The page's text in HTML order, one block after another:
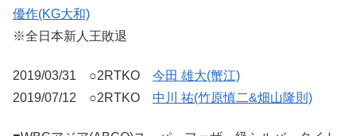
優作(KG大和)
※全日本新人王敗退
2019/03/31 ○2RTKO 今田 雄大(蟹江)
2019/07/12 ○2RTKO 中川 祐(竹原慎二&畑山隆則)